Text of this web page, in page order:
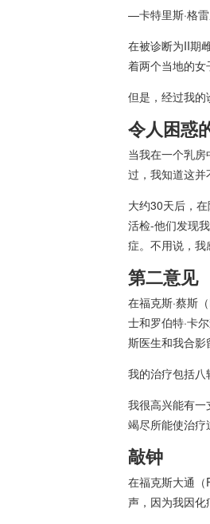
—卡特里斯·格
在被诊断为II期
着两个当地的女
但是，经过我的
令人困惑
当我在一个乳
过，我知道这并
大约30天后，
活检-他们发现
症。不用说，我
第二意见
在福克斯·蔡斯
士和罗伯特·卡
斯医生和我合影
我的治疗包括八
我很高兴能有
竭尽所能使治疗
敲钟
在福克斯大通
声，因为我因化